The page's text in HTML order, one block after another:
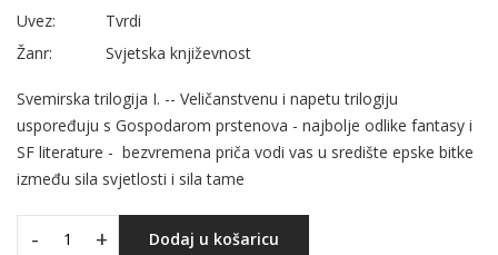
Uvez:
Tvrdi
Žanr:
Svjetska književnost
Svemirska trilogija I. -- Veličanstvenu i napetu trilogiju
uspoređuju s Gospodarom prstenova - najbolje odlike fantasy i
SF literature - bezvremena priča vodi vas u središte epske bitke
između sila svjetlosti i sila tame
- + Dodaj u košaricu